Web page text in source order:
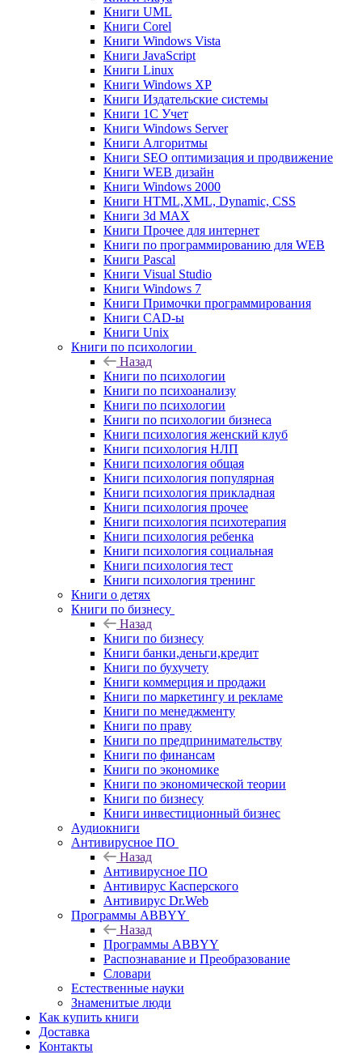
Книги UML
Книги Corel
Книги Windows Vista
Книги JavaScript
Книги Linux
Книги Windows XP
Книги Издательские системы
Книги 1C Учет
Книги Windows Server
Книги Алгоритмы
Книги SEO оптимизация и продвижение
Книги WEB дизайн
Книги Windows 2000
Книги HTML,XML, Dynamic, CSS
Книги 3d MAX
Книги Прочее для интернет
Книги по программированию для WEB
Книги Pascal
Книги Visual Studio
Книги Windows 7
Книги Примочки программирования
Книги CAD-ы
Книги Unix
Книги по психологии
Назад
Книги по психологии
Книги по психоанализу
Книги по психологии
Книги по психологии бизнеса
Книги психология женский клуб
Книги психология НЛП
Книги психология общая
Книги психология популярная
Книги психология прикладная
Книги психология прочее
Книги психология психотерапия
Книги психология ребенка
Книги психология социальная
Книги психология тест
Книги психология тренинг
Книги о детях
Книги по бизнесу
Назад
Книги по бизнесу
Книги банки,деньги,кредит
Книги по бухучету
Книги коммерция и продажи
Книги по маркетингу и рекламе
Книги по менеджменту
Книги по праву
Книги по предпринимательству
Книги по финансам
Книги по экономике
Книги по экономической теории
Книги по бизнесу
Книги инвестиционный бизнес
Аудиокниги
Антивирусное ПО
Назад
Антивирусное ПО
Антивирус Касперского
Антивирус Dr.Web
Программы ABBYY
Назад
Программы ABBYY
Распознавание и Преобразование
Словари
Естественные науки
Знаменитые люди
Как купить книги
Доставка
Контакты